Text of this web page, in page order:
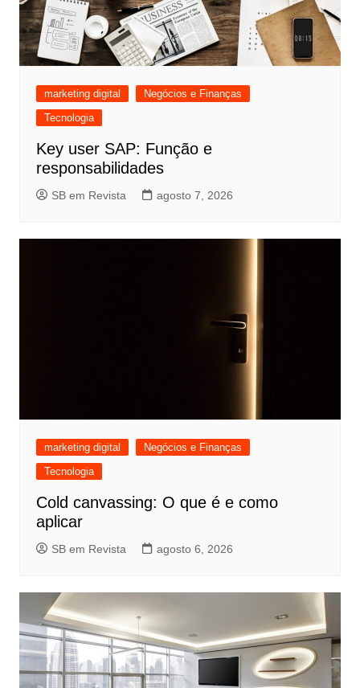
marketing digital
Negócios e Finanças
Tecnologia
Key user SAP: Função e
responsabilidades
SB em Revista agosto 7, 2026
marketing digital
Negócios e Finanças
Tecnologia
Cold canvassing: O que é e como
aplicar
SB em Revista agosto 6, 2026